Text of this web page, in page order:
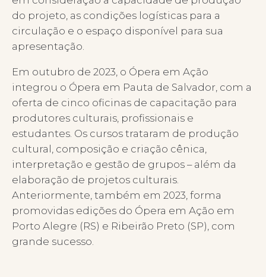
do projeto, as condições logísticas para a
circulação e o espaço disponível para sua
apresentação.
Em outubro de 2023, o Ópera em Ação
integrou o Ópera em Pauta de Salvador, com a
oferta de cinco oficinas de capacitação para
produtores culturais, profissionais e
estudantes. Os cursos trataram de produção
cultural, composição e criação cênica,
interpretação e gestão de grupos – além da
elaboração de projetos culturais.
Anteriormente, também em 2023, forma
promovidas edições do Ópera em Ação em
Porto Alegre (RS) e Ribeirão Preto (SP), com
grande sucesso.